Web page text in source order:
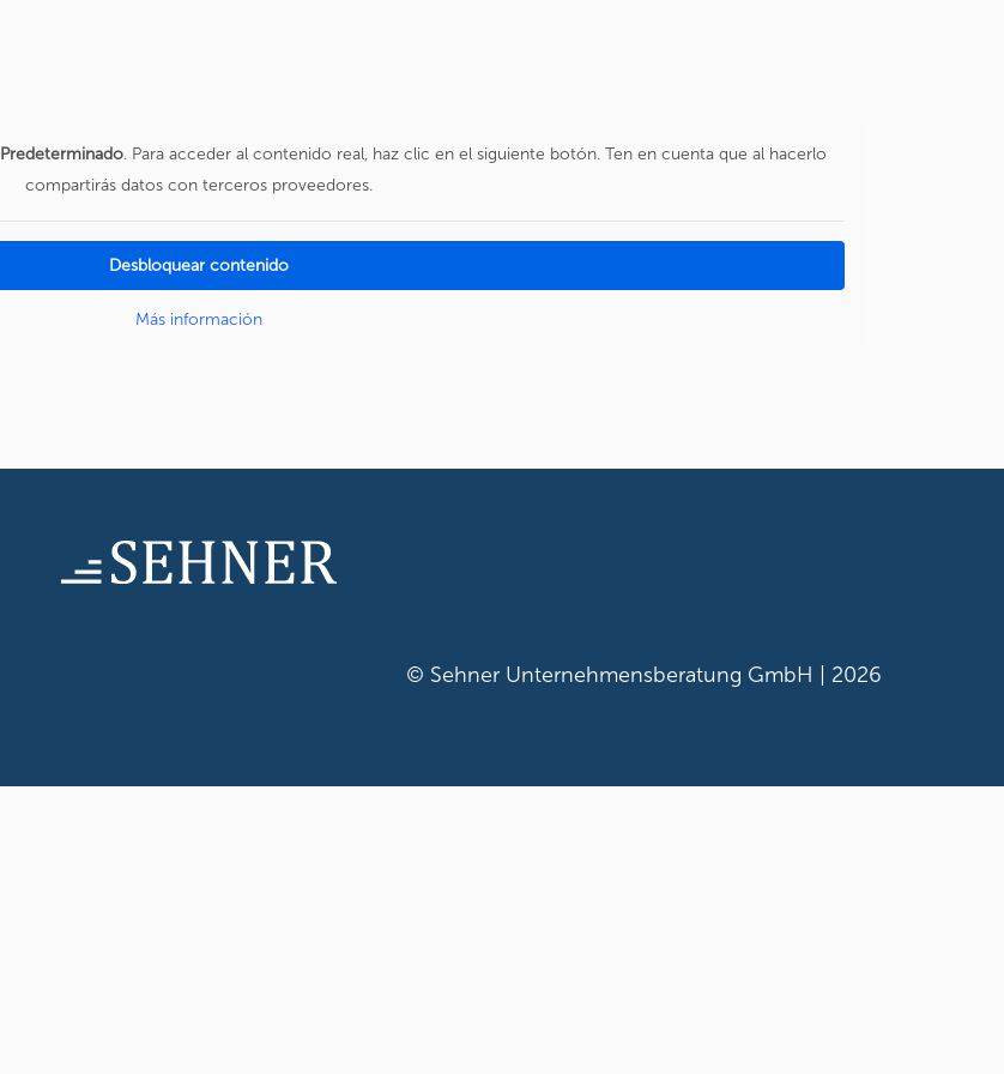
Predeterminado. Para acceder al contenido real, haz clic en el siguiente botón. Ten en cuenta que al hacerlo
compartirás datos con terceros proveedores.
Desbloquear contenido
Más información
© Sehner Unternehmensberatung GmbH | 2026